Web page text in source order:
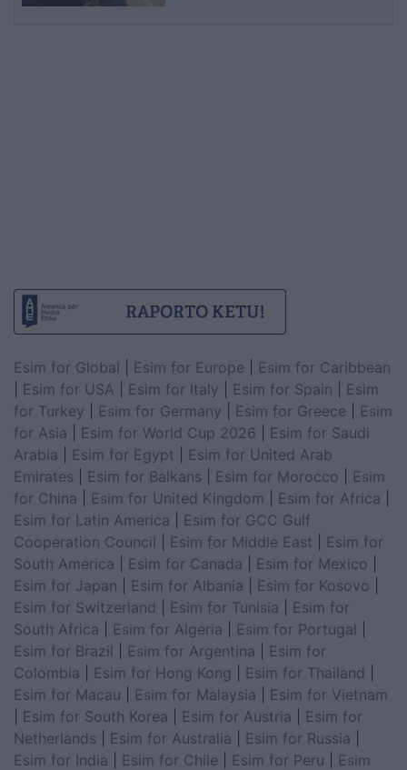
Esim for Global Esim for Europe
Esim for Caribbean
Esim for USA Esim for Italy Esim for Spain
Esim
for Turkey
Esim for Germany Esim for Greece
Esim
for Asia
Esim for World Cup 2026
Esim for Saudi
Arabia
Esim for Egypt
Esim for United Arab
Emirates
Esim for Balkans Esim for Morocco
Esim
for China
Esim for United Kingdom Esim for Africa
Esim for Latin America
Esim for GCC Gulf
Cooperation Council
Esim for Middle East
Esim for
South America
Esim for Canada Esim for Mexico
Esim for Japan
Esim for Albania Esim for Kosovo
Esim for Switzerland
Esim for Tunisia
Esim for
South Africa
Esim for Algeria Esim for Portugal
Esim for Brazil
Esim for Argentina
Esim for
Colombia
Esim for Hong Kong Esim for Thailand
Esim for Macau
Esim for Malaysia
Esim for Vietnam
Esim for South Korea Esim for Austria
Esim for
Netherlands
Esim for Australia Esim for Russia
Esim for India
Esim for Chile Esim for Peru
Esim